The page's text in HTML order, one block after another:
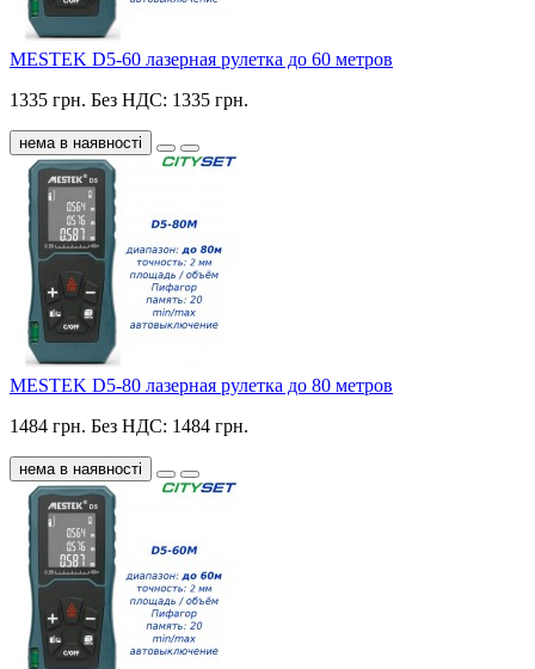
MESTEK D5-60 лазерная рулетка до 60 метров
1335 грн. Без НДС: 1335 грн.
нема в наявності
MESTEK D5-80 лазерная рулетка до 80 метров
1484 грн. Без НДС: 1484 грн.
нема в наявності